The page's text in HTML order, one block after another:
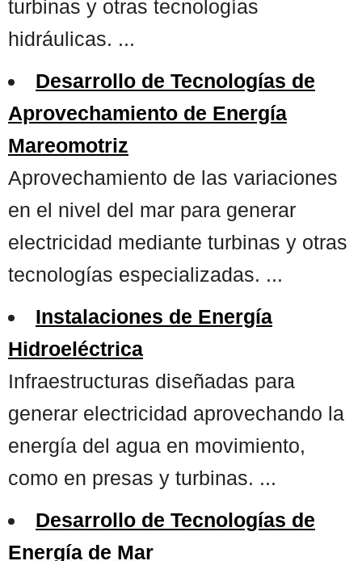
turbinas y otras tecnologías
hidráulicas. ...
Desarrollo de Tecnologías de
Aprovechamiento de Energía
Mareomotriz
Aprovechamiento de las variaciones
en el nivel del mar para generar
electricidad mediante turbinas y otras
tecnologías especializadas. ...
Instalaciones de Energía
Hidroeléctrica
Infraestructuras diseñadas para
generar electricidad aprovechando la
energía del agua en movimiento,
como en presas y turbinas. ...
Desarrollo de Tecnologías de
Energía de Mar